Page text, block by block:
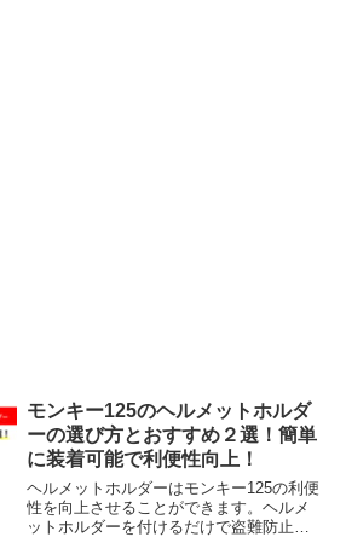
モンキー125のヘルメットホルダ
ーの選び方とおすすめ２選！簡単
に装着可能で利便性向上！
ヘルメットホルダーはモンキー125の利便
性を向上させることができます。ヘルメ
ットホルダーを付けるだけで盗難防止や